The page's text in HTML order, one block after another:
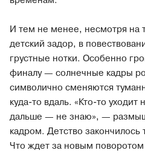
И тем не менее, несмотря на
детский задор, в
грустные нотки. Особенно
финалу — солнечные кадры
символично сменяются
куда-то вдаль. «Кто-то уходит
дальше — не знаю», —
кадром. Детство закончилось
Что ждет за новым